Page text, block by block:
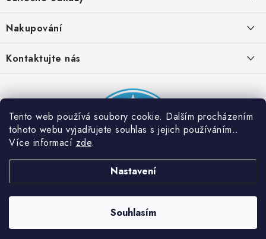
Tento web používá soubory cookie. Dalším procházením
tohoto webu vyjadřujete souhlas s jejich používáním..
Více informací zde.
Nastavení
Souhlasím
aObchodní podmínky
Provizní systém
Partner stránek: Super plecháček
Nakupování
Časté otázky
Podmínky akce 2 + 1 zdarma
Kontaktujte nás
Dobrý triko. Všechna práva vyhrazena.